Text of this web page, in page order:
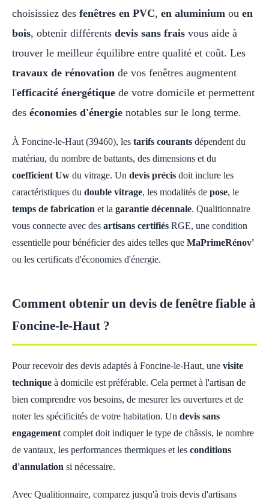
choisissiez des fenêtres en PVC, en aluminium ou en
bois, obtenir différents devis sans frais vous aide à
trouver le meilleur équilibre entre qualité et coût. Les
travaux de rénovation de vos fenêtres augmentent
l'efficacité énergétique de votre domicile et permettent
des économies d'énergie notables sur le long terme.
À Foncine-le-Haut (39460), les tarifs courants dépendent du
matériau, du nombre de battants, des dimensions et du
coefficient Uw du vitrage. Un devis précis doit inclure les
caractéristiques du double vitrage, les modalités de pose, le
temps de fabrication et la garantie décennale. Qualitionnaire
vous connecte avec des artisans certifiés RGE, une condition
essentielle pour bénéficier des aides telles que MaPrimeRénov'
ou les certificats d'économies d'énergie.
Comment obtenir un devis de fenêtre fiable à
Foncine-le-Haut ?
Pour recevoir des devis adaptés à Foncine-le-Haut, une visite
technique à domicile est préférable. Cela permet à l'artisan de
bien comprendre vos besoins, de mesurer les ouvertures et de
noter les spécificités de votre habitation. Un devis sans
engagement complet doit indiquer le type de châssis, le nombre
de vantaux, les performances thermiques et les conditions
d'annulation si nécessaire.
Avec Qualitionnaire, comparez jusqu'à trois devis d'artisans